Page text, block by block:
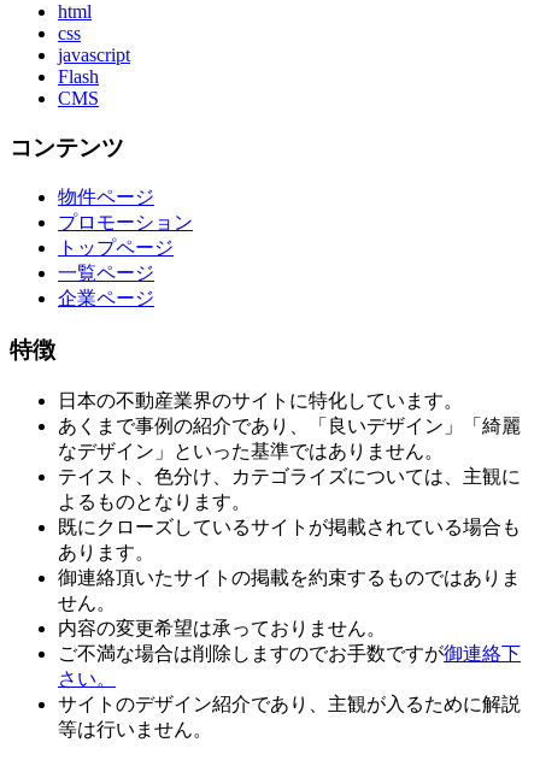
html
css
javascript
Flash
CMS
コンテンツ
物件ページ
プロモーション
トップページ
一覧ページ
企業ページ
特徴
日本の不動産業界のサイトに特化しています。
あくまで事例の紹介であり、「良いデザイン」「綺麗
なデザイン」といった基準ではありません。
テイスト、色分け、カテゴライズについては、主観に
よるものとなります。
既にクローズしているサイトが掲載されている場合も
あります。
御連絡頂いたサイトの掲載を約束するものではありま
せん。
内容の変更希望は承っておりません。
ご不満な場合は削除しますのでお手数ですが御連絡下
さい。
サイトのデザイン紹介であり、主観が入るために解説
等は行いません。